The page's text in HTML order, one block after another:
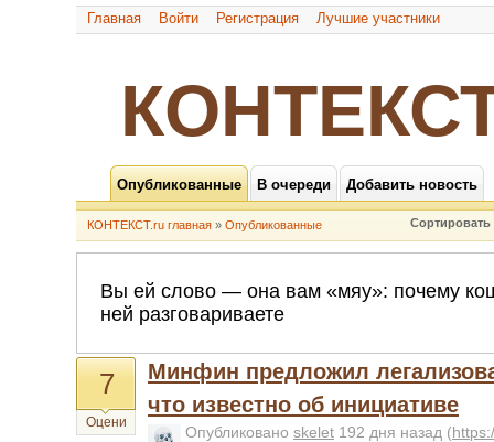
Главная Войти Регистрация Лучшие участники
Опубликованные В очереди Добавить новость
КОНТЕКСТ.ru главная » Опубликованные
7
Оцени
Минфин предложил
что известно об инициативе
Опубликовано skelet 192 дня назад (